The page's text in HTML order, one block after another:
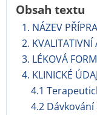
Obsah textu
1. NÁZEV
2. KVALITATIVNÍ
3. LÉKOVÁ
4. KLINICKÉ
4.1
4.2